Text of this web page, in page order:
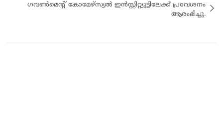
ഗവൺമെന്റ് കോമേഴ്‌സ്യൽ ഇൻസ്റ്റിറ്റ്യുട്ടിലേക്ക് പ്രവേശനം
ആരംഭിച്ചു.